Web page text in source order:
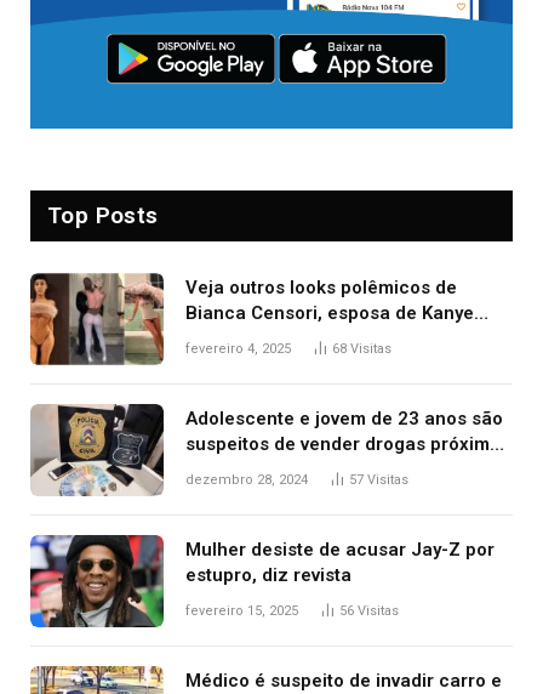
Top Posts
Veja outros looks polêmicos de
Bianca Censori, esposa de Kanye
West que apareceu nua no Grammy
fevereiro 4, 2025 68 Visitas
Adolescente e jovem de 23 anos são
suspeitos de vender drogas próximo
de delegacia e escola, diz polícia
dezembro 28, 2024 57 Visitas
Mulher desiste de acusar Jay-Z por
estupro, diz revista
fevereiro 15, 2025 56 Visitas
Médico é suspeito de invadir carro e